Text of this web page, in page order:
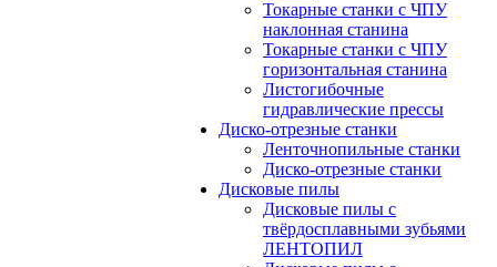
Токарные станки с ЧПУ
наклонная станина
Токарные станки с ЧПУ
горизонтальная станина
Листогибочные
гидравлические прессы
Диско-отрезные станки
Ленточнопильные станки
Диско-отрезные станки
Дисковые пилы
Дисковые пилы с
твёрдосплавными зубьями
ЛЕНТОПИЛ